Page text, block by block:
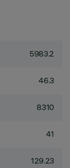
5983.2
46.3
8310
41
129.23